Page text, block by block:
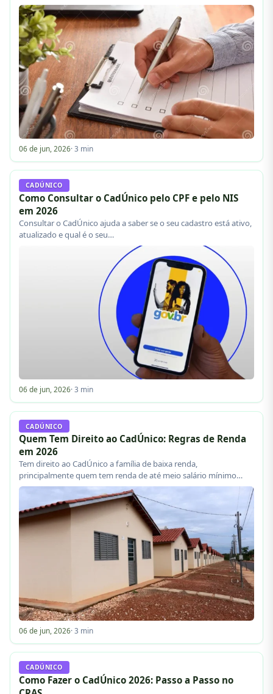
06 de jun, 2026· 3 min
CADÚNICO
Como Consultar o CadÚnico pelo CPF e pelo NIS
em 2026
Consultar o CadÚnico ajuda a saber se o seu cadastro está ativo,
atualizado e qual é o seu…
06 de jun, 2026· 3 min
CADÚNICO
Quem Tem Direito ao CadÚnico: Regras de Renda
em 2026
Tem direito ao CadÚnico a família de baixa renda,
principalmente quem tem renda de até meio salário mínimo…
06 de jun, 2026· 3 min
CADÚNICO
Como Fazer o CadÚnico 2026: Passo a Passo no